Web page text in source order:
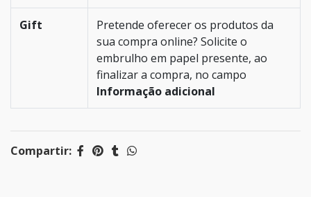
Gift
Pretende oferecer os produtos da
sua compra online? Solicite o
embrulho em papel presente, ao
finalizar a compra, no campo
Informação adicional
Compartir: